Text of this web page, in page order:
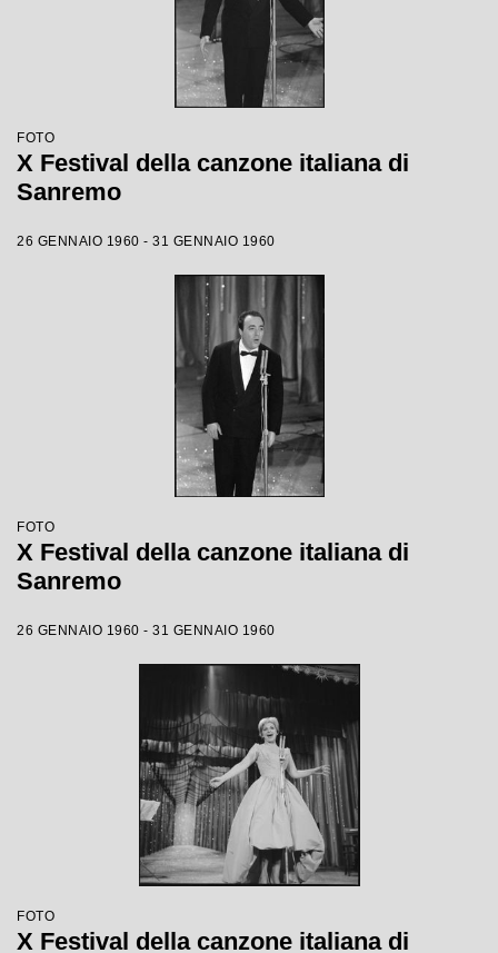
FOTO
X Festival della canzone italiana di
Sanremo
26 GENNAIO 1960 - 31 GENNAIO 1960
FOTO
X Festival della canzone italiana di
Sanremo
26 GENNAIO 1960 - 31 GENNAIO 1960
FOTO
X Festival della canzone italiana di